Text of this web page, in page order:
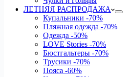
ЛЕТНЯЯ РАСПРОДАЖА
Купальники -70%
Пляжная одежда -70%
Одежда -50%
LOVE Stories -70%
Бюстгальтеры -70%
Трусики -70%
Пояса -60%